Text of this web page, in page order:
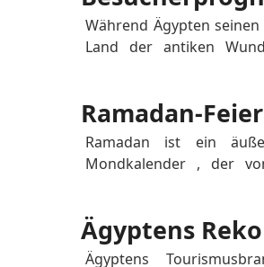
Während Ägypten
Land der antiken
hoffnungsvolle
Ramadan-
Ramadan ist ein
Mondkalender , der
Botschaft übermittelte.
Ägyptens
Ägyptens